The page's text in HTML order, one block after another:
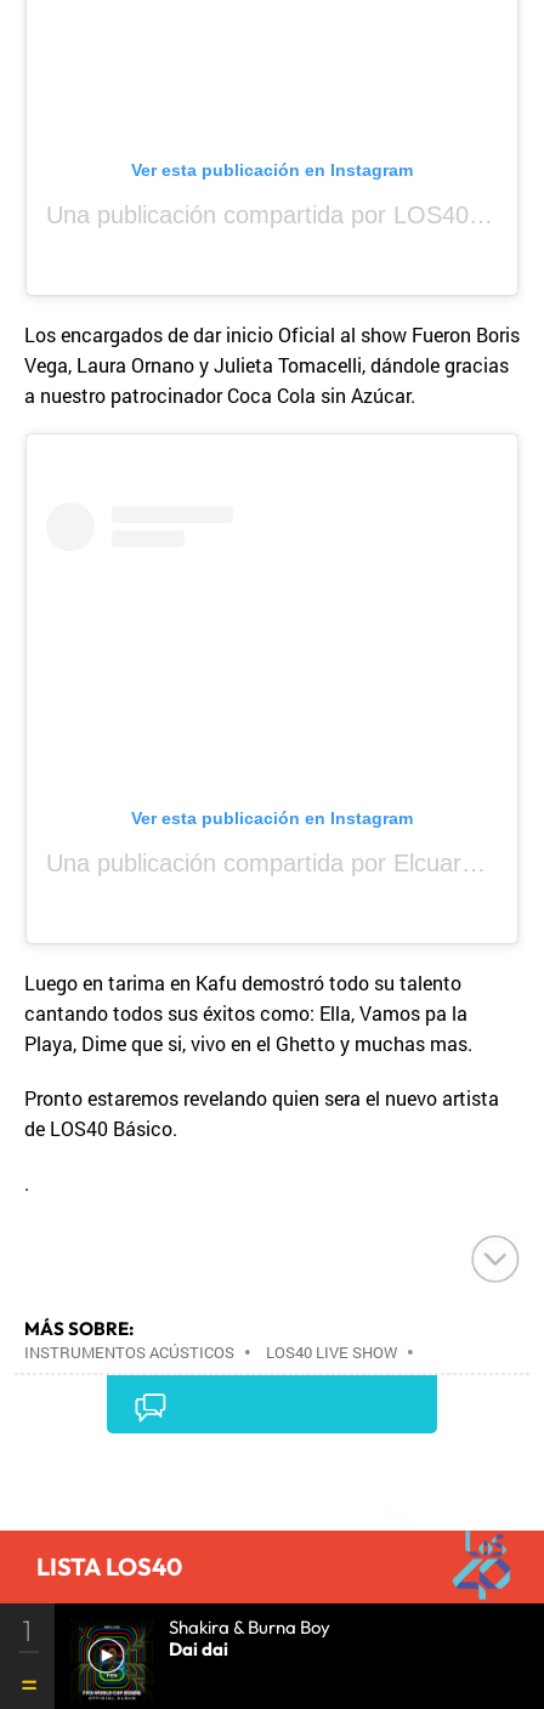
Ver esta publicación en Instagram
Una publicación compartida por LOS40 Panamá (@los40panama)
Los encargados de dar inicio Oficial al show Fueron Boris
Vega, Laura Ornano y Julieta Tomacelli, dándole gracias
a nuestro patrocinador Coca Cola sin Azúcar.
Ver esta publicación en Instagram
Una publicación compartida por Elcuara (@elcuara.25)
Luego en tarima en Kafu demostró todo su talento
cantando todos sus éxitos como: Ella, Vamos pa la
Playa, Dime que si, vivo en el Ghetto y muchas mas.
Pronto estaremos revelando quien sera el nuevo artista
de LOS40 Básico.
.
MÁS SOBRE:
INSTRUMENTOS ACÚSTICOS • LOS40 LIVE SHOW •
CONCIERTOS•LOS40•EVENTOS MUSICALES•
•AGENDA CULTURAL
•PRISA MEDIA•MÚSICA•GRUPO
COMUNICACIÓN•COMUNICACIÓN•
LISTA LOS40
1
Shakira & Burna Boy
Dai dai